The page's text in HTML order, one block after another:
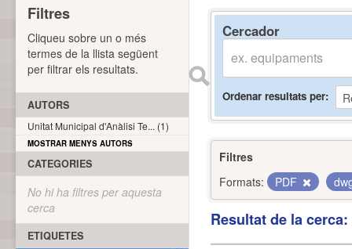
Cercador
Ordenar resultats per
Filtres
Formats:
PDF
Resultat de la
Filtres
Cliqueu sobre un o més
termes de la llista següent
per filtrar els resultats.
AUTORS
Unitat Municipal d'Anàlisi Te... (1)
MOSTRAR MENYS AUTORS
CATEGORIES
No hi ha filtres per aquesta
cerca
ETIQUETES